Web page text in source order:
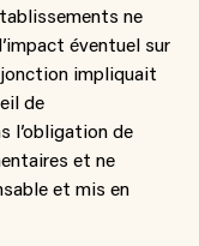
ne
éventuel sur
impliquait
de
l’obligation de
et ne
et mis en